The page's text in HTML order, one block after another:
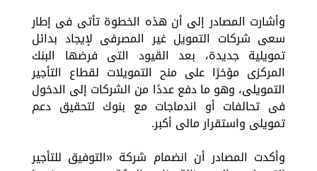
وأشارت المصادر إلى أن هذه الخطوة تأتى فى إطار
سعى شركات التمويل غير المصرفى لإيجاد بدائل
تمويلية جديدة، بعد القيود التى فرضها البنك
المركزى مؤخرًا على منح التمويلات لقطاع التأجير
التمويلى، وهو ما دفع عددًا من الشركات إلى الدخول
فى تحالفات أو اندماجات مع بنوك لتحقيق دعم
تمويلى واستقرار مالى أكبر.
وأكدت المصادر أن انضمام شركة «التوفيق للتأجير